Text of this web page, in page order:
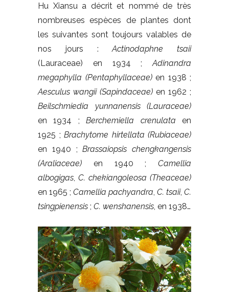
Hu Xiansu a décrit et nommé de très
nombreuses espèces de plantes dont
les suivantes sont toujours valables de
nos jours :Actinodaphne tsaii
(Lauraceae) en 1934 ; Adinandra
megaphylla (Pentaphyllaceae)en 1938 ;
Aesculus wangii (Sapindaceae) en 1962 ;
Beilschmiedia yunnanensis (Lauraceae)
en 1934 ;Berchemiella crenulata en
1925 ; Brachytome hirtellata (Rubiaceae)
en 1940 ;Brassaiopsis chengkangensis
(Araliaceae) en 1940 ; Camellia
albogigas C. chekiangoleosa (Theaceae)
en 1965 ; Camellia pachyandra C. tsaii, C.
tsingpienensis ; C. wenshanensis , en 1938…